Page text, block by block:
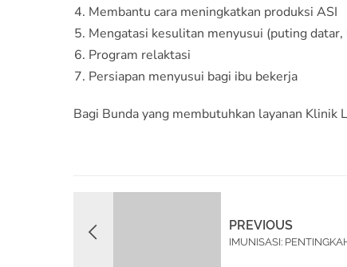
Membantu cara meningkatkan produksi ASI
Mengatasi kesulitan menyusui (puting
Program relaktasi
Persiapan menyusui bagi ibu bekerja
Bagi Bunda yang membutuhkan layanan
PREVIOUS
IMUNISASI: